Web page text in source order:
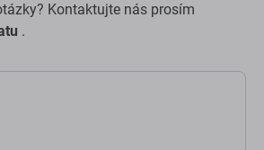
Kontaktujte nás prosím
.